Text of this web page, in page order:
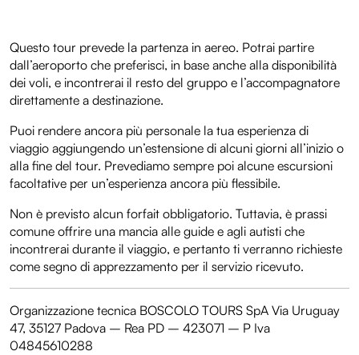
Questo tour prevede la partenza in aereo. Potrai partire
dall’aeroporto che preferisci, in base anche alla disponibilità
dei voli, e incontrerai il resto del gruppo e l’accompagnatore
direttamente a destinazione.
Puoi rendere ancora più personale la tua esperienza di
viaggio aggiungendo un’estensione di alcuni giorni all’inizio o
alla fine del tour. Prevediamo sempre poi alcune escursioni
facoltative per un’esperienza ancora più flessibile.
Non è previsto alcun forfait obbligatorio. Tuttavia, è prassi
comune offrire una mancia alle guide e agli autisti che
incontrerai durante il viaggio, e pertanto ti verranno richieste
come segno di apprezzamento per il servizio ricevuto.
Organizzazione tecnica BOSCOLO TOURS SpA Via Uruguay
47, 35127 Padova – Rea PD – 423071 – P Iva
04845610288